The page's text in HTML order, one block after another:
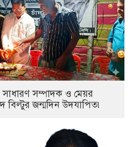
সম্পাদক ও মেয়র
বিল্টুর জন্মদিন উদযাপিত৷